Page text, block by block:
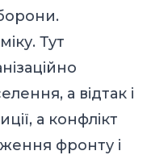
Тут
а відтак і
а конфлікт
фронту і